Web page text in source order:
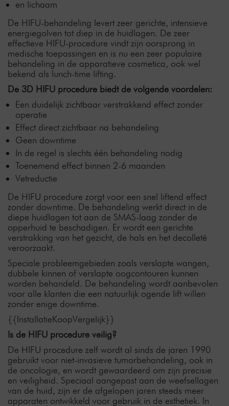
en lichaam
De HIFU-behandeling levert zeer gerichte, intensieve
energiegolven tot diep in de huidlagen. De zeer
effectieve HIFU-procedure vindt zijn oorsprong in
medische toepassingen en is nu een zeer populaire
behandeling in de apparatieve cosmetica, ook wel
bekend als lunch-time lifting.
De 3D HIFU procedure biedt de volgende voordelen:
Een duidelijk zichtbaar verstrakkend effect zonder
operatie
Effect direct zichtbaar na behandeling
Geen downtime
In de regel is slechts één behandeling nodig
Toenemend effect binnen 2-6 maanden
Vetreductie
De HIFU procedure zorgt voor een snel liftend effect
zonder downtime. De behandeling werkt direct in de
diepe huidlagen tot aan de SMAS-laag zonder de
opperhuid te beschadigen. Er wordt een gerichte
verstrakking van het gezicht, de hals en het decolleté
veroorzaakt.
Speciale probleemgebieden zoals verslapte wangen,
dubbele kinnen of verslapte oogcontouren kunnen
worden behandeld. De behandeling wordt aanbevolen
voor alle klanten die een natuurlijk ogende lift willen
zonder enige downtime.
{{InstallatieKoopVergelijk}}
Is de HIFU procedure veilig?
De HIFU procedure zelf wordt al sinds de jaren 1990
gebruikt voor niet-invasieve tumorbehandeling, ook in
de oncologie, en wordt gewaardeerd om zijn precisie
en veiligheid. Speciaal aangepast aan de weefsellagen
van de huid, zijn er de afgelopen jaren steeds meer
apparaten ontwikkeld voor gebruik in de esthetiek. In